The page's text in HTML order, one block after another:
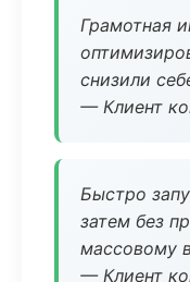
Грамотная
снизили
— Клиент
Быстро
затем без
массовому
— Клиент